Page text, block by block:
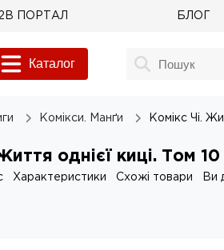
ПОРТАЛ БЛОГ
Каталог
Комікси. Манґи Комікс Чі.
однієї киці. Том 10
Характеристики Схожі товари Ви